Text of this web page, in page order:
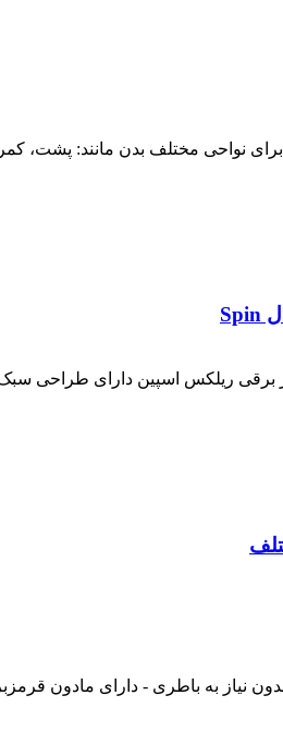
نواحی مختلف بدن مانند: پشت،
برقی ریلکس اسپین دارای طراحی
نیاز به باطری - دارای مادون